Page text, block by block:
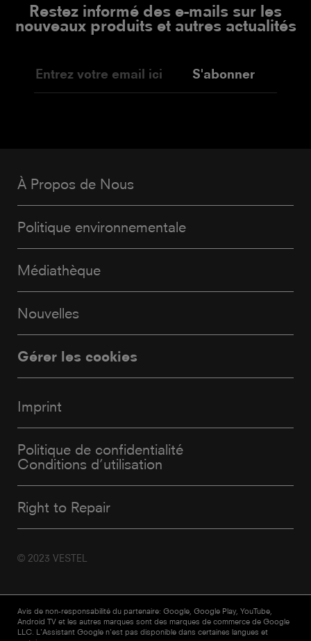
Restez informé des e-mails sur les
nouveaux produits et autres actualités
S'abonner
À Propos de Nous
Politique environnementale
Médiathèque
Nouvelles
Gérer les cookies
Imprint
Politique de confidentialité
Conditions d’utilisation
Right to Repair
© 2023 VESTEL
Avis de non-responsabilité du partenaire: Google, Google Play, YouTube,
Android TV et les autres marques sont des marques de commerce de Google
LLC. L'Assistant Google n'est pas disponible dans certaines langues et